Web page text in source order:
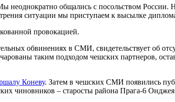
общались с посольством России.
ситуации мы приступаем к высылке
провокацией.
обвинениях в СМИ, свидетельствует об
таким подходом чешских партнеров,
Коневу. Затем в чешских СМИ появились
чиновников – старосты района Прага-6